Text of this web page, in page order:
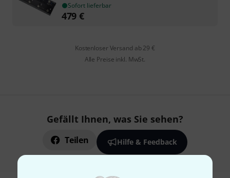
Sofort lieferbar
479 €
Kostenloser Versand ab 29 €
Alle Preise inkl. MwSt.
Gefällt Ihnen, was Sie sehen?
Teilen Hilfe & Feedback